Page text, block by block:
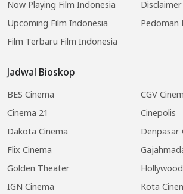
Now Playing Film Indonesia
Upcoming Film Indonesia
Film Terbaru Film Indonesia
Jadwal Bioskop
BES Cinema
CGV
Cinema 21
Cinepolis
Dakota Cinema
Denpasar
Flix Cinema
Golden Theater
IGN Cinema
Kota
Disclaimer
Pedoman